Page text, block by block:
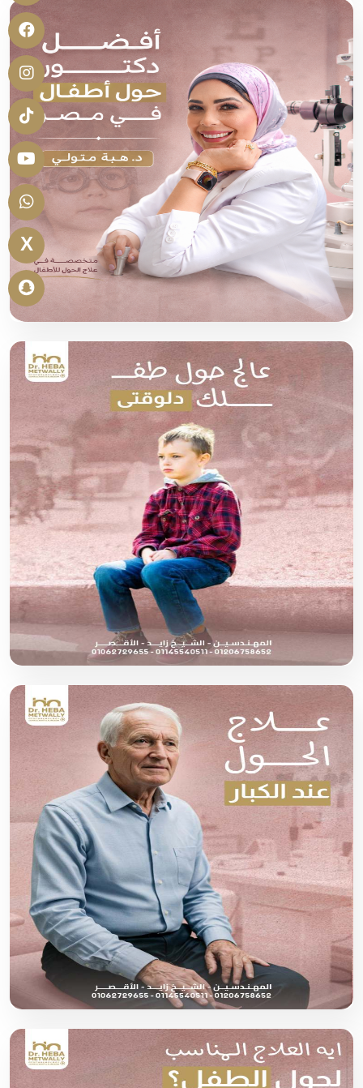
افضل دكتور عيون اطفال تخصص حول في مصر
انواع عمليات تصحيح الابصار
دليلك لاختيار افضل دكتور حول اطفال في مصر بدقة
X